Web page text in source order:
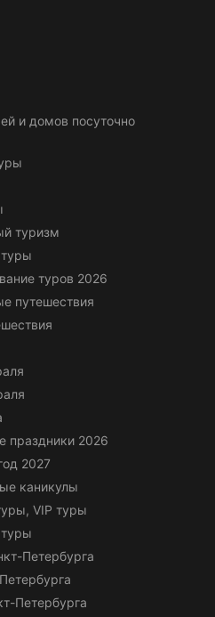
и домов посуточно
туризм
туров 2026
путешествия
праздники 2026
2027
каникулы
VIP туры
Петербурга
Петербурга